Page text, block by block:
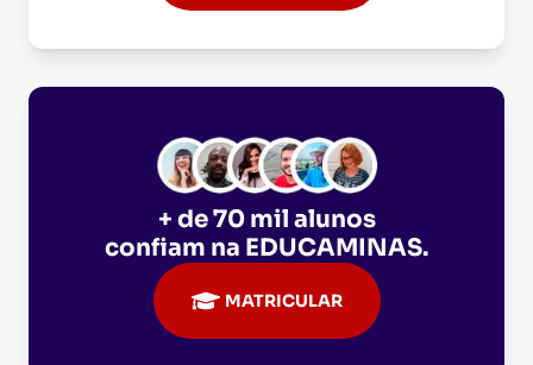
+ de 70 mil alunos
confiam na EDUCAMINAS.
MATRICULAR